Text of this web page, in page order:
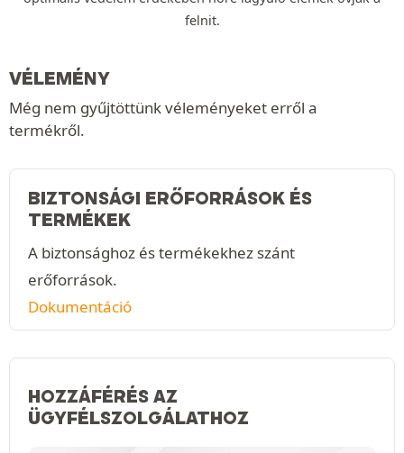
felnit.
VÉLEMÉNY
Még nem gyűjtöttünk véleményeket erről a
termékről.
BIZTONSÁGI ERŐFORRÁSOK ÉS
TERMÉKEK
A biztonsághoz és termékekhez szánt
erőforrások.
Dokumentáció
HOZZÁFÉRÉS AZ
ÜGYFÉLSZOLGÁLATHOZ